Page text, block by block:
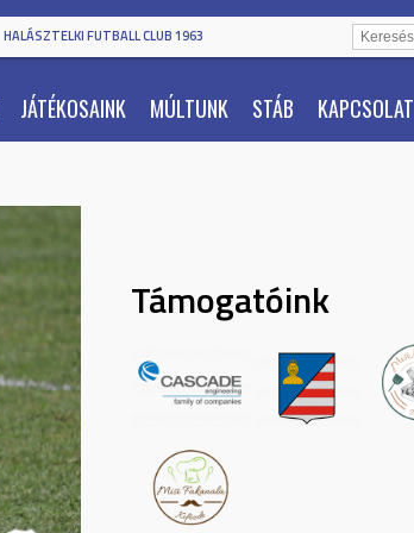
HALÁSZTELKI FUTBALL CLUB 1963
JÁTÉKOSAINK MÚLTUNK STÁB KAPCSOLAT
Támogatóink